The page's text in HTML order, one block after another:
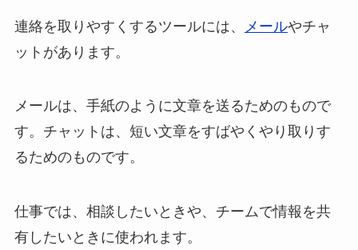
連絡を取りやすくするツールには、 メールやチャ
ットがあります。
メールは、手紙のように文章を送るためのもので
す。チャットは、短い文章をすばやくやり取りす
るためのものです。
仕事では、相談したいときや、チームで情報を共
有したいときに使われます。